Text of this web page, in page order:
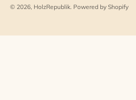
© 2026, HolzRepublik. Powered by Shopify